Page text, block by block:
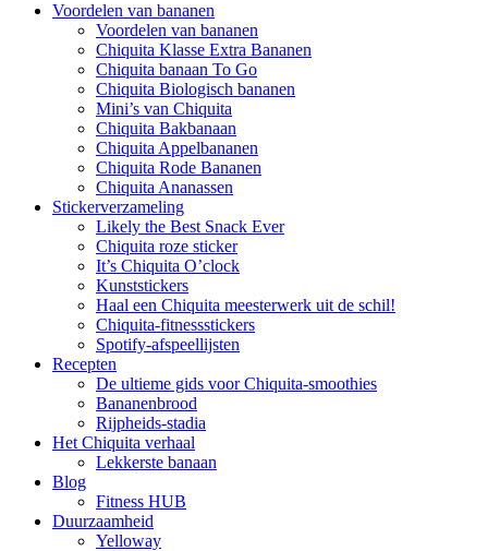
Voordelen van bananen
Voordelen van bananen
Chiquita Klasse Extra Bananen
Chiquita banaan To Go
Chiquita Biologisch bananen
Mini’s van Chiquita
Chiquita Bakbanaan
Chiquita Appelbananen
Chiquita Rode Bananen
Chiquita Ananassen
Stickerverzameling
Likely the Best Snack Ever
Chiquita roze sticker
It’s Chiquita O’clock
Kunststickers
Haal een Chiquita meesterwerk uit de schil!
Chiquita-fitnessstickers
Spotify-afspeellijsten
Recepten
De ultieme gids voor Chiquita-smoothies
Bananenbrood
Rijpheids-stadia
Het Chiquita verhaal
Lekkerste banaan
Blog
Fitness HUB
Duurzaamheid
Yelloway